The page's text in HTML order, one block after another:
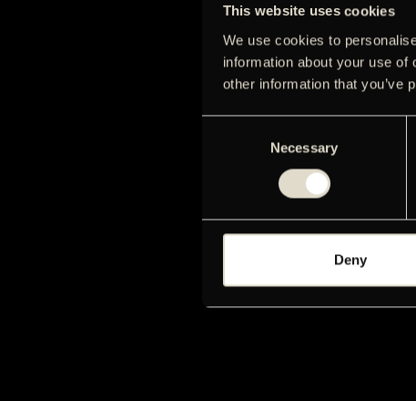
This website uses cookies
We use cookies to
information about your use
other information that you’ve
Necessary
Deny